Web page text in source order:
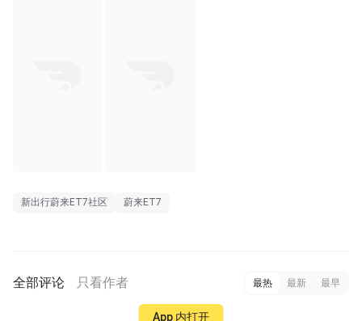
新出行蔚来ET7社区 蔚来ET7
全部评论 只看作者 最热 最新 最早
App 内打开